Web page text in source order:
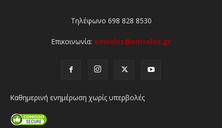
Τηλέφωνο 698 828 8530
Επικοινωνία: emvolos@emvolos.gr
Καθημερινή ενημέρωση χωρίς υπερβολές